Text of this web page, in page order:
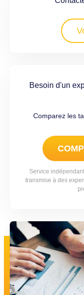
Besoin d'un
Comparez les
Service
transmise à des